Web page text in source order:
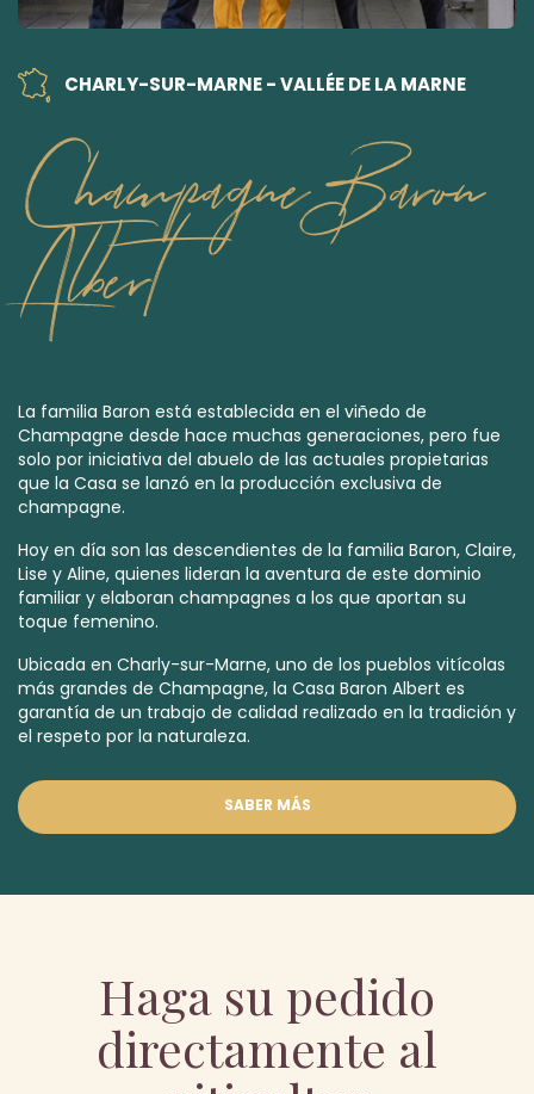
CHARLY-SUR-MARNE - VALLÉE DE LA MARNE
Champagne Baron
Albert
La familia Baron está establecida en el viñedo de
Champagne desde hace muchas generaciones, pero fue
solo por iniciativa del abuelo de las actuales propietarias
que la Casa se lanzó en la producción exclusiva de
champagne.
Hoy en día son las descendientes de la familia Baron, Claire,
Lise y Aline, quienes lideran la aventura de este dominio
familiar y elaboran champagnes a los que aportan su
toque femenino.
Ubicada en Charly-sur-Marne, uno de los pueblos vitícolas
más grandes de Champagne, la Casa Baron Albert es
garantía de un trabajo de calidad realizado en la tradición y
el respeto por la naturaleza.
SABER MÁS
Haga su pedido
directamente al